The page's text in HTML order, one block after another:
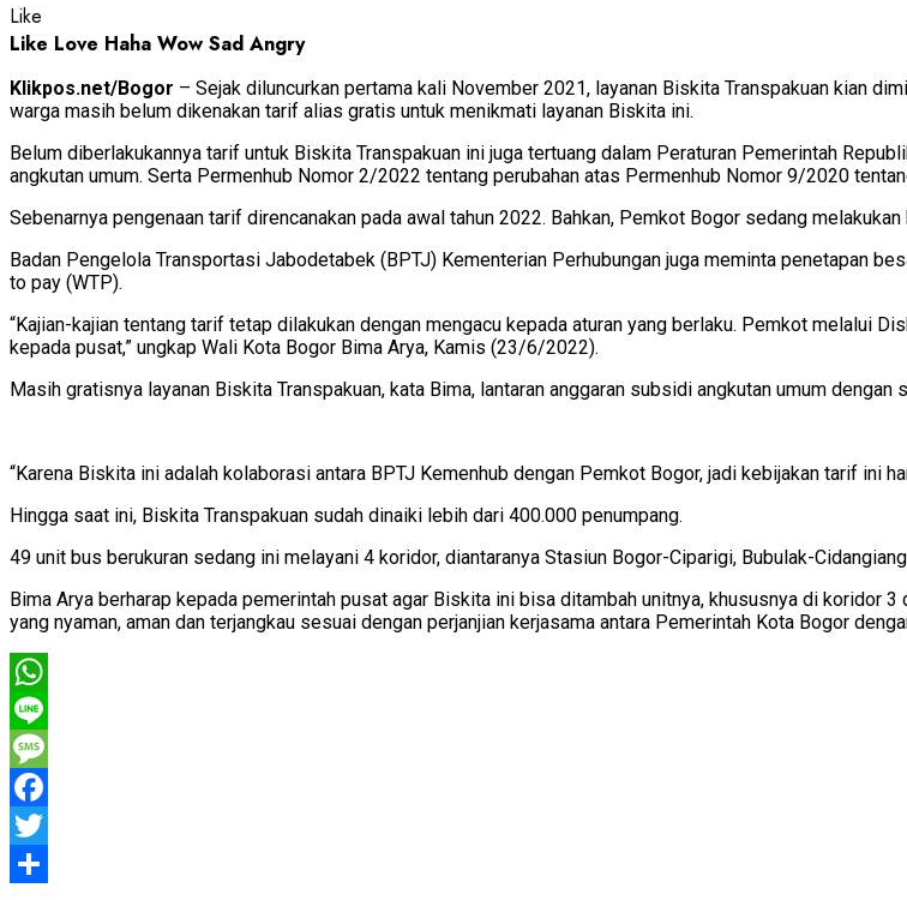
Like
Like Love Haha Wow Sad Angry
Klikpos.net/Bogor – Sejak diluncurkan pertama kali November 2021, layanan Biskita Transpakuan kian
warga masih belum dikenakan tarif alias gratis untuk menikmati layanan Biskita ini.
Belum diberlakukannya tarif untuk Biskita Transpakuan ini juga tertuang dalam Peraturan Pemerintah
angkutan umum. Serta Permenhub Nomor 2/2022 tentang perubahan atas Permenhub Nomor 9/2020
Sebenarnya pengenaan tarif direncanakan pada awal tahun 2022. Bahkan, Pemkot Bogor sedang
Badan Pengelola Transportasi Jabodetabek (BPTJ) Kementerian Perhubungan juga meminta penetapan
to pay (WTP).
“Kajian-kajian tentang tarif tetap dilakukan dengan mengacu kepada aturan yang berlaku. Pemkot melalui
kepada pusat,” ungkap Wali Kota Bogor Bima Arya, Kamis (23/6/2022).
Masih gratisnya layanan Biskita Transpakuan, kata Bima, lantaran anggaran subsidi angkutan umum
“Karena Biskita ini adalah kolaborasi antara BPTJ Kemenhub dengan Pemkot Bogor, jadi kebijakan tarif ini
Hingga saat ini, Biskita Transpakuan sudah dinaiki lebih dari 400.000 penumpang.
49 unit bus berukuran sedang ini melayani 4 koridor, diantaranya Stasiun Bogor-Ciparigi, Bubulak-
Bima Arya berharap kepada pemerintah pusat agar Biskita ini bisa ditambah unitnya, khususnya di koridor
yang nyaman, aman dan terjangkau sesuai dengan perjanjian kerjasama antara Pemerintah Kota Bogor
WhatsApp
Line
Message
Facebook
Twitter